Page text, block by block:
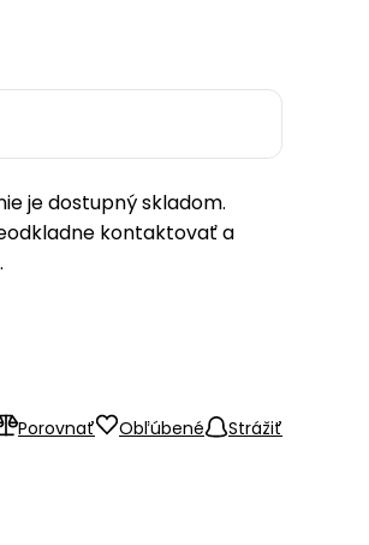
je dostupný skladom.
kontaktovať a
Porovnať Obľúbené Strážiť